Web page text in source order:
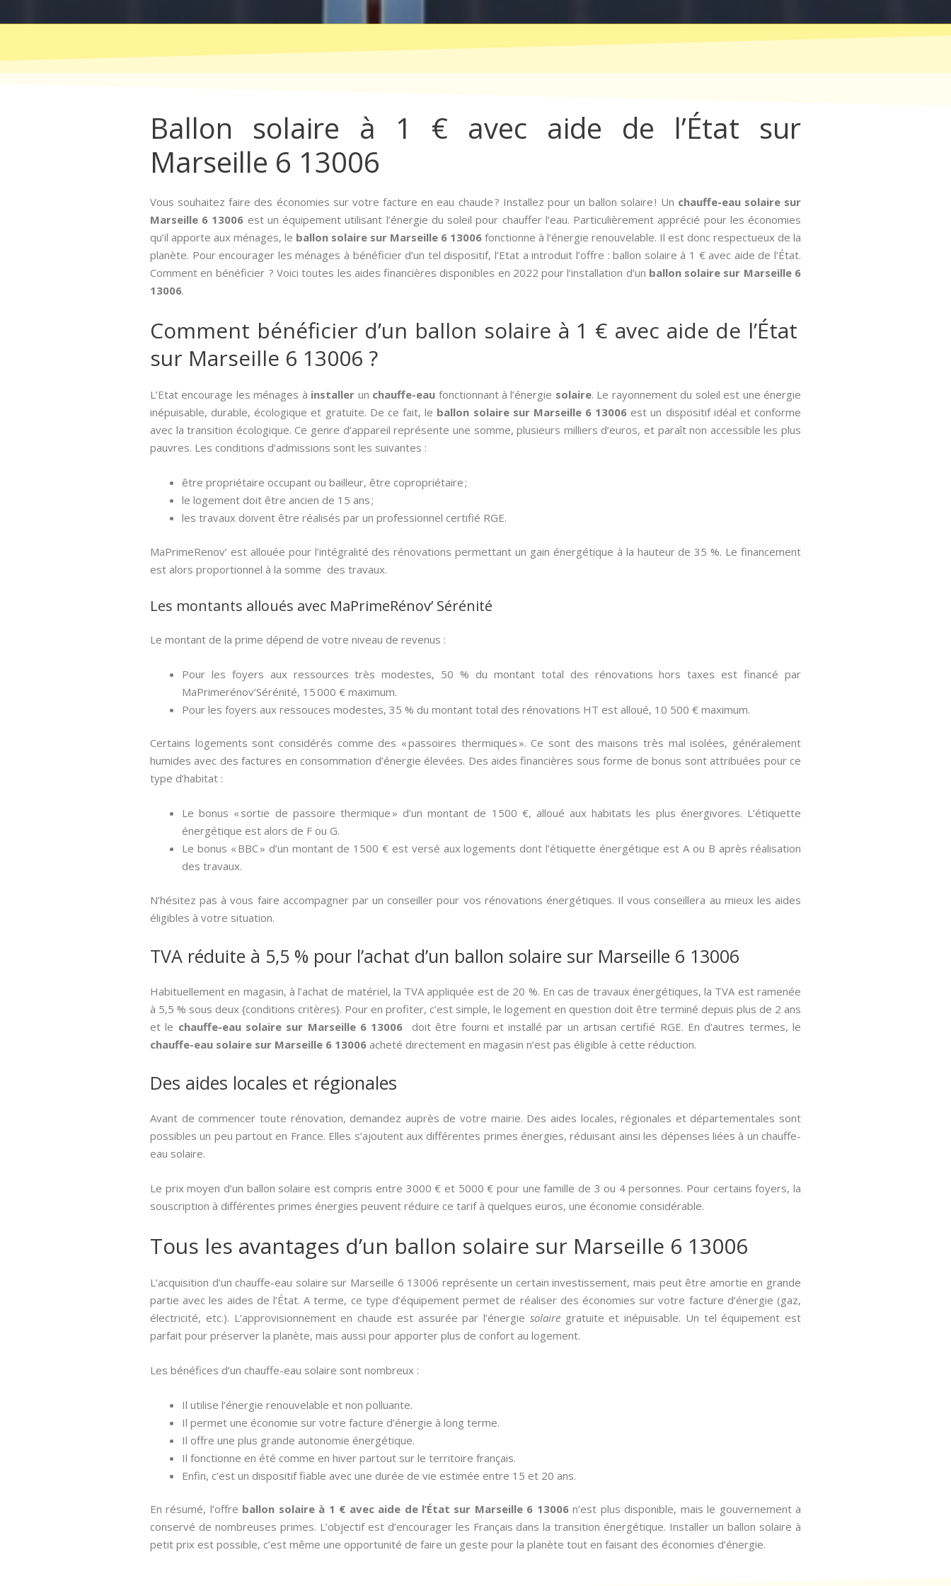
Ballon solaire à 1 € avec aide de l’État sur
Marseille 6 13006
Vous souhaitez faire des économies sur votre facture en eau chaude ? Installez pour un ballon solaire ! Un chauffe-eau solaire sur
Marseille 6 13006 est un équipement utilisant l’énergie du soleil pour chauffer l’eau. Particulièrement apprécié pour les économies
qu’il apporte aux ménages, le ballon solaire sur Marseille 6 13006 fonctionne à l’énergie renouvelable. Il est donc respectueux de la
planète. Pour encourager les ménages à bénéficier d’un tel dispositif, l’Etat a introduit l’offre : ballon solaire à 1 € avec aide de l’État.
Comment en bénéficier ? Voici toutes les aides financières disponibles en 2022 pour l’installation d’un ballon solaire sur Marseille 6
13006.
Comment bénéficier d’un ballon solaire à 1 € avec aide de l’État
sur Marseille 6 13006 ?
L’Etat encourage les ménages à installer un chauffe-eau fonctionnant à l’énergie solaire. Le rayonnement du soleil est une énergie
inépuisable, durable, écologique et gratuite. De ce fait, le ballon solaire sur Marseille 6 13006 est un dispositif idéal et conforme
avec la transition écologique. Ce genre d’appareil représente une somme, plusieurs milliers d’euros, et paraît non accessible les plus
pauvres. Les conditions d’admissions sont les suivantes :
être propriétaire occupant ou bailleur, être copropriétaire ;
le logement doit être ancien de 15 ans ;
les travaux doivent être réalisés par un professionnel certifié RGE.
MaPrimeRenov’ est allouée pour l’intégralité des rénovations permettant un gain énergétique à la hauteur de 35 %. Le financement
est alors proportionnel à la somme des travaux.
Les montants alloués avec MaPrimeRénov’ Sérénité
Le montant de la prime dépend de votre niveau de revenus :
Pour les foyers aux ressources très modestes, 50 % du montant total des rénovations hors taxes est financé par
MaPrimerénov’Sérénité, 15 000 € maximum.
Pour les foyers aux ressouces modestes, 35 % du montant total des rénovations HT est alloué, 10 500 € maximum.
Certains logements sont considérés comme des « passoires thermiques ». Ce sont des maisons très mal isolées, généralement
humides avec des factures en consommation d’énergie élevées. Des aides financières sous forme de bonus sont attribuées pour ce
type d’habitat :
Le bonus « sortie de passoire thermique » d’un montant de 1500 €, alloué aux habitats les plus énergivores. L’étiquette
énergétique est alors de F ou G.
Le bonus « BBC » d’un montant de 1500 € est versé aux logements dont l’étiquette énergétique est A ou B après réalisation
des travaux.
N’hésitez pas à vous faire accompagner par un conseiller pour vos rénovations énergétiques. Il vous conseillera au mieux les aides
éligibles à votre situation.
TVA réduite à 5,5 % pour l’achat d’un ballon solaire sur Marseille 6 13006
Habituellement en magasin, à l’achat de matériel, la TVA appliquée est de 20 %. En cas de travaux énergétiques, la TVA est ramenée
à 5,5 % sous deux {conditions critères}. Pour en profiter, c’est simple, le logement en question doit être terminé depuis plus de 2 ans
et le chauffe-eau solaire sur Marseille 6 13006 doit être fourni et installé par un artisan certifié RGE. En d’autres termes, le
chauffe-eau solaire sur Marseille 6 13006 acheté directement en magasin n’est pas éligible à cette réduction.
Des aides locales et régionales
Avant de commencer toute rénovation, demandez auprès de votre mairie. Des aides locales, régionales et départementales sont
possibles un peu partout en France. Elles s’ajoutent aux différentes primes énergies, réduisant ainsi les dépenses liées à un chauffe-
eau solaire.
Le prix moyen d’un ballon solaire est compris entre 3000 € et 5000 € pour une famille de 3 ou 4 personnes. Pour certains foyers, la
souscription à différentes primes énergies peuvent réduire ce tarif à quelques euros, une économie considérable.
Tous les avantages d’un ballon solaire sur Marseille 6 13006
L’acquisition d’un chauffe-eau solaire sur Marseille 6 13006 représente un certain investissement, mais peut être amortie en grande
partie avec les aides de l’État. A terme, ce type d’équipement permet de réaliser des économies sur votre facture d’énergie (gaz,
électricité, etc.). L’approvisionnement en chaude est assurée par l’énergie solairegratuite et inépuisable. Un tel équipement est
parfait pour préserver la planète, mais aussi pour apporter plus de confort au logement.
Les bénéfices d’un chauffe-eau solaire sont nombreux :
Il utilise l’énergie renouvelable et non polluante.
Il permet une économie sur votre facture d’énergie à long terme.
Il offre une plus grande autonomie énergétique.
Il fonctionne en été comme en hiver partout sur le territoire français.
Enfin, c’est un dispositif fiable avec une durée de vie estimée entre 15 et 20 ans.
En résumé, l’offre ballon solaire à 1 € avec aide de l’État sur Marseille 6 13006n’est plus disponible, mais le gouvernement a
conservé de nombreuses primes. L’objectif est d’encourager les Français dans la transition énergétique. Installer un ballon solaire à
petit prix est possible, c’est même une opportunité de faire un geste pour la planète tout en faisant des économies d’énergie.